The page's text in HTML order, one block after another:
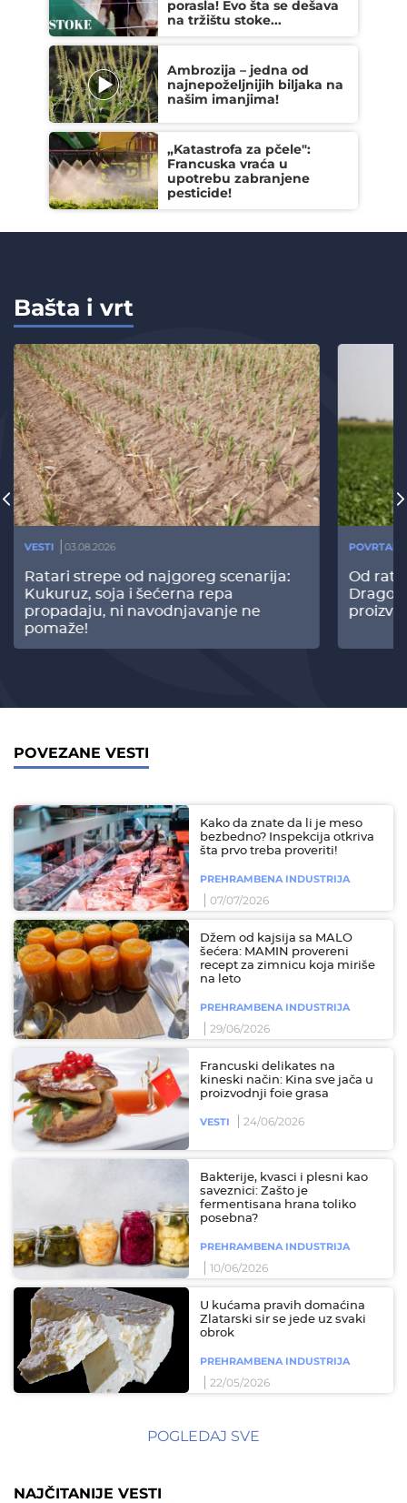
porasla! Evo šta se dešava
na tržištu stoke...
Ambrozija – jedna od
najnepoželjnijih biljaka na
našim imanjima!
„Katastrofa za pčele":
Francuska vraća u
upotrebu zabranjene
pesticide!
Bašta i vrt
VESTI 03.08.2026
Ratari strepe od najgoreg scenarija:
Kukuruz, soja i šećerna repa
propadaju, ni navodnjavanje ne
pomaže!
Od
POVEZANE VESTI
Kako da znate da li je meso
bezbedno? Inspekcija otkriva
šta prvo treba proveriti!
PREHRAMBENA INDUSTRIJA
07/07/2026
Džem od kajsija sa MALO
šećera: MAMIN provereni
recept za zimnicu koja miriše
na leto
PREHRAMBENA INDUSTRIJA
29/06/2026
Francuski delikates na
kineski način: Kina sve jača u
proizvodnji foie grasa
VESTI 24/06/2026
Bakterije, kvasci i plesni kao
saveznici: Zašto je
fermentisana hrana toliko
posebna?
PREHRAMBENA INDUSTRIJA
10/06/2026
U kućama pravih domaćina
Zlatarski sir se jede uz svaki
obrok
PREHRAMBENA INDUSTRIJA
22/05/2026
POGLEDAJ SVE
NAJČITANIJE VESTI